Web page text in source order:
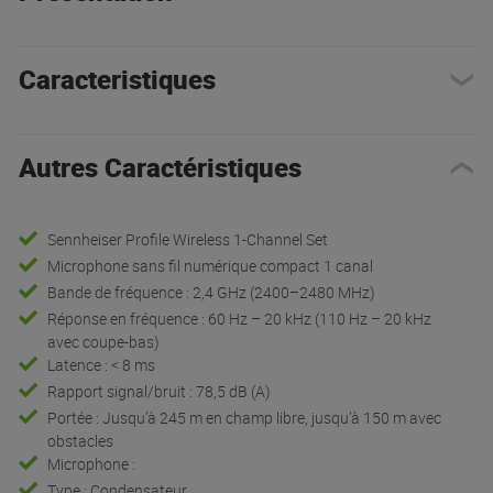
Caracteristiques
Autres Caractéristiques
Sennheiser Profile Wireless 1-Channel Set
Microphone sans fil numérique compact 1 canal
Bande de fréquence : 2,4 GHz (2400–2480 MHz)
Réponse en fréquence : 60 Hz – 20 kHz (110 Hz – 20 kHz
avec coupe-bas)
Latence : < 8 ms
Rapport signal/bruit : 78,5 dB (A)
Portée : Jusqu’à 245 m en champ libre, jusqu’à 150 m avec
obstacles
Microphone :